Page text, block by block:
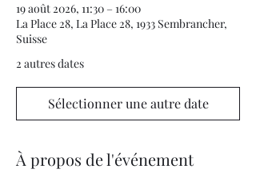
19 août 2026, 11:30 – 16:00
La Place 28, La Place 28, 1933 Sembrancher,
Suisse
2 autres dates
Sélectionner une autre date
À propos de l'événement